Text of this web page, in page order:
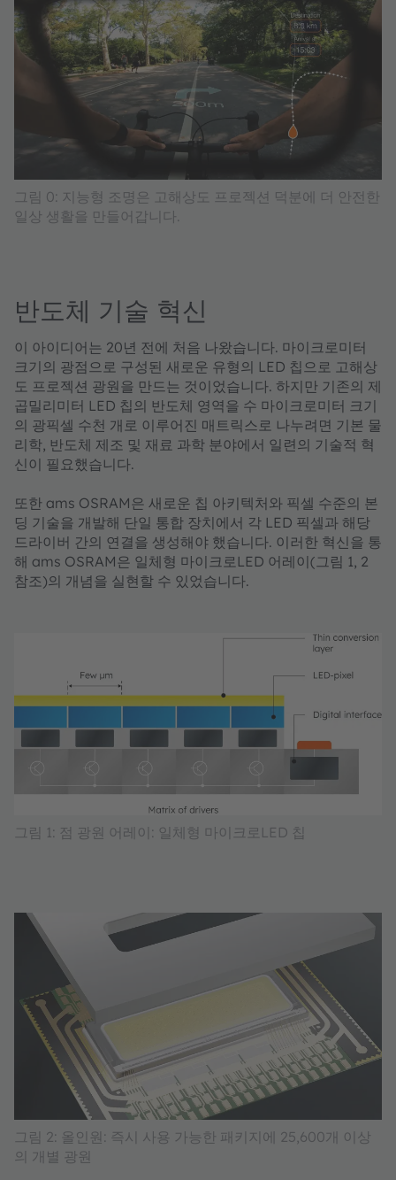
그림 0: 지능형 조명은 고해상도 프로젝션 덕분에 더 안전한
일상 생활을 만들어갑니다.
반도체 기술 혁신
이 아이디어는 20년 전에 처음 나왔습니다. 마이크로미터
크기의 광점으로 구성된 새로운 유형의 LED 칩으로 고해상
도 프로젝션 광원을 만드는 것이었습니다. 하지만 기존의 제
곱밀리미터 LED 칩의 반도체 영역을 수 마이크로미터 크기
의 광픽셀 수천 개로 이루어진 매트릭스로 나누려면 기본 물
리학, 반도체 제조 및 재료 과학 분야에서 일련의 기술적 혁
신이 필요했습니다.
또한 ams OSRAM은 새로운 칩 아키텍처와 픽셀 수준의 본
딩 기술을 개발해 단일 통합 장치에서 각 LED 픽셀과 해당
드라이버 간의 연결을 생성해야 했습니다. 이러한 혁신을 통
해 ams OSRAM은 일체형 마이크로LED 어레이(그림 1, 2
참조)의 개념을 실현할 수 있었습니다.
그림 1: 점 광원 어레이: 일체형 마이크로LED 칩
그림 2: 올인원: 즉시 사용 가능한 패키지에 25,600개 이상
의 개별 광원